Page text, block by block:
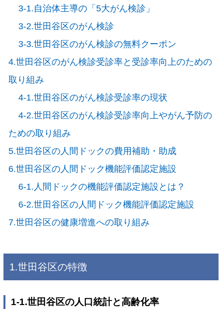
3-1.自治体主導の「5大がん検診」
3-2.世田谷区のがん検診
3-3.世田谷区のがん検診の無料クーポン
4.世田谷区のがん検診受診率と受診率向上のための
取り組み
4-1.世田谷区のがん検診受診率の現状
4-2.世田谷区のがん検診受診率向上やがん予防の
ための取り組み
5.世田谷区の人間ドックの費用補助・助成
6.世田谷区の人間ドック機能評価認定施設
6-1.人間ドックの機能評価認定施設とは？
6-2.世田谷区の人間ドック機能評価認定施設
7.世田谷区の健康増進への取り組み
1.世田谷区の特徴
1-1.世田谷区の人口統計と高齢化率